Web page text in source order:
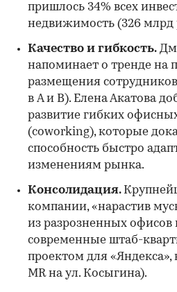
пришлось 34% всех
недвижимость (326 млрд
Качество и гибкость.
напоминает о тренде на
размещения сотрудников
в A и B). Елена Акатова
развитие гибких
(coworking), которые
способность быстро
изменениям рынка.
Консолидация.
компании, «нарастив
из разрозненных офисов
современные штаб-
проектом для
MR на ул. Косыгина).